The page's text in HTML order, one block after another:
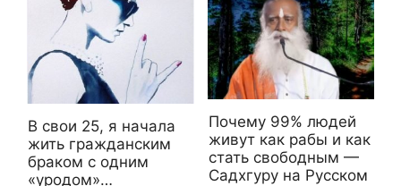
В свои 25, я начала
жить гражданским
браком с одним
«уродом»…
Почему 99% людей
живут как рабы и как
стать свободным —
Садхгуру на Русском